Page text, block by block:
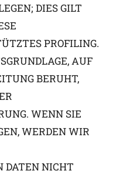
DIES GILT
PROFILING.
AUF
BERUHT,
WENN SIE
WERDEN WIR
DATEN NICHT